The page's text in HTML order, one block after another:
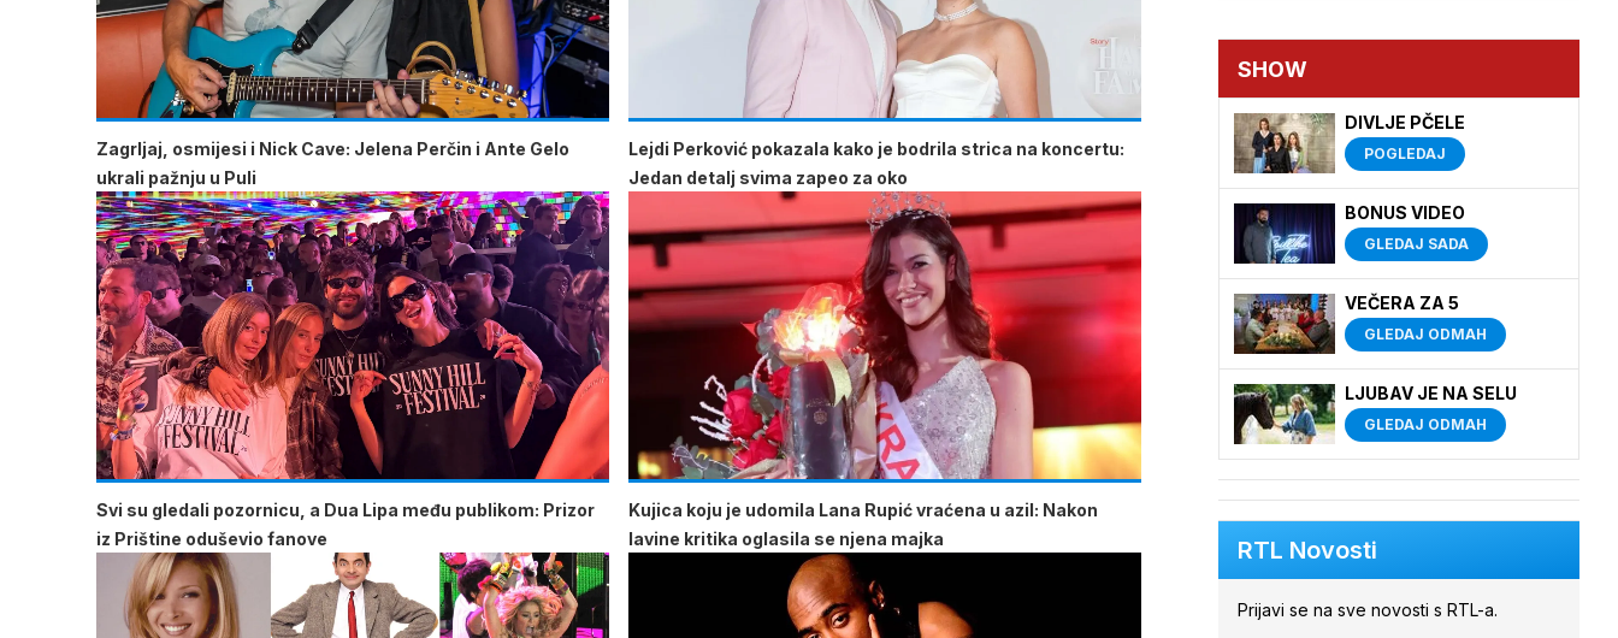
Zagrljaj, osmijesi i Nick Cave: Jelena Perčin i Ante Gelo
ukrali pažnju u Puli
Lejdi Perković pokazala kako je bodrila strica na koncertu:
Jedan detalj svima zapeo za oko
Svi su gledali pozornicu, a Dua Lipa među publikom: Prizor
iz Prištine oduševio fanove
Kujica koju je udomila Lana Rupić vraćena u azil: Nakon
lavine kritika oglasila se njena majka
SHOW
DIVLJE PČELE
POGLEDAJ
BONUS VIDEO
GLEDAJ SADA
VEČERA ZA 5
GLEDAJ ODMAH
LJUBAV JE NA SELU
GLEDAJ ODMAH
RTL Novosti
Prijavi se na sve novosti s RTL-a.